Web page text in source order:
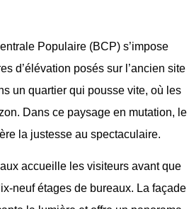
Populaire (BCP) s’impose
d’élévation posés sur l’ancien site
un quartier qui pousse vite, où les
Dans ce paysage en mutation, le
la justesse au spectaculaire.
accueille les visiteurs avant que
neuf étages de bureaux. La façade